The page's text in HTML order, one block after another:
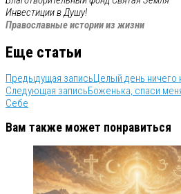
Инвестиции в Душу!
Православные истории из жизни
Еще статьи
Предыдущая записьЦелый день
Следующая записьБоженька, спаси
Себе
Вам также может понравиться